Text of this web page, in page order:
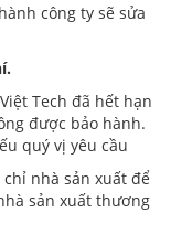
công ty sẽ sửa
Tech đã hết hạn
được bảo hành.
quý vị yêu cầu
nhà sản xuất để
sản xuất thương